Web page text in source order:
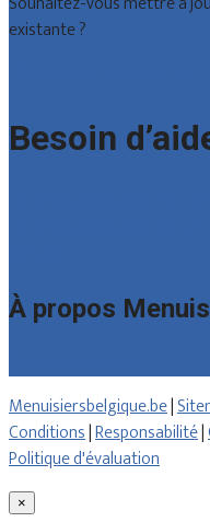
existante ?
Besoin
À propos
Menuisiersbelgique.be|
Conditions|Responsabilité|
Politique d'évaluation
×